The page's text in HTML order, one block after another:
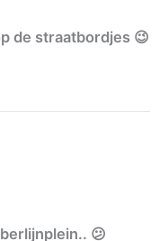
de straatbordjes 😉
😕